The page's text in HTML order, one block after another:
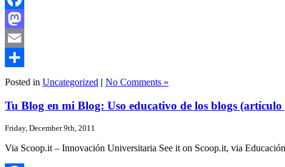
Facebook
Mastodon
Email
Share
Posted in Uncategorized | No Comments »
Tu Blog en mi Blog: Uso educativo de los blogs
Friday, December 9th, 2011
Via Scoop.it – Innovación Universitaria See it on Scoop.it, via